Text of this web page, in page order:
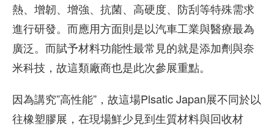
熱、增韌、增強、抗菌、高硬度、防刮等特殊需求
進行研發。而應用方面則是以汽車工業與醫療最為
廣泛。而賦予材料功能性最常見的就是添加劑與奈
米科技，故這類廠商也是此次參展重點。
因為講究”高性能”，故這場Plsatic Japan展不同於以
往橡塑膠展，在現場鮮少見到生質材料與回收材